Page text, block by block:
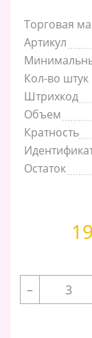
Торговая
Артикул
Кол-во штук
Штрихкод
Объем
Кратность
Остаток
–